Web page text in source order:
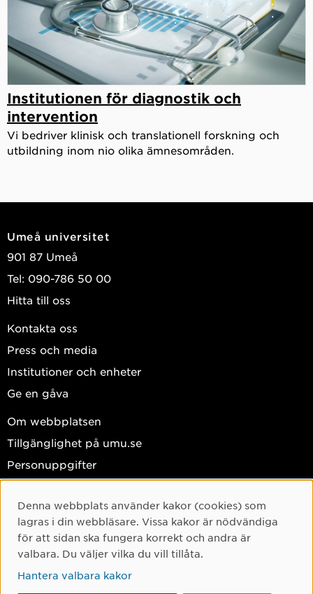
Institutionen för diagnostik och
intervention
Vi bedriver klinisk och translationell forskning och
utbildning inom nio olika ämnesområden.
Umeå universitet
901 87 Umeå
Tel: 090-786 50 00
Hitta till oss
Kontakta oss
Press och media
Institutioner och enheter
Ge en gåva
Om webbplatsen
Tillgänglighet på umu.se
Personuppgifter
Facebook
Instagram
TikTok
Youtube
Cookie-samtycke
Denna webbplats använder kakor (cookies) som
lagras i din webbläsare. Vissa kakor är nödvändiga
för att sidan ska fungera korrekt och andra är
valbara. Du väljer vilka du vill tillåta.
Hantera valbara kakor